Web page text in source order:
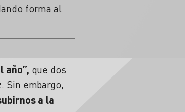
forma al
año”, que dos
Sin embargo,
a la